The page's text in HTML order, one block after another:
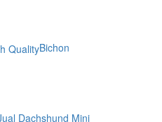
Bichon
Dachshund Mini